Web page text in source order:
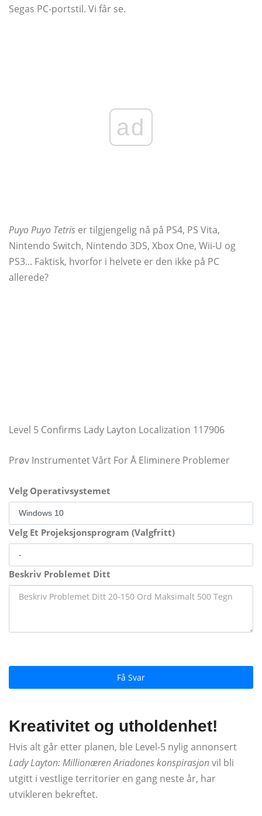
Segas PC-portstil. Vi får se.
ad
Puyo Puyo Tetris er tilgjengelig nå på PS4, PS Vita,
Nintendo Switch, Nintendo 3DS, Xbox One, Wii-U og
PS3... Faktisk, hvorfor i helvete er den ikke på PC
allerede?
Level 5 Confirms Lady Layton Localization 117906
Prøv Instrumentet Vårt For Å Eliminere Problemer
Velg Operativsystemet
Velg Et Projeksjonsprogram (Valgfritt)
Beskriv Problemet Ditt
Få Svar
Kreativitet og utholdenhet!
Hvis alt går etter planen, ble Level-5 nylig annonsert
Lady Layton: Millionæren Ariadones konspirasjonvil bli
utgitt i vestlige territorier en gang neste år, har
utvikleren bekreftet.